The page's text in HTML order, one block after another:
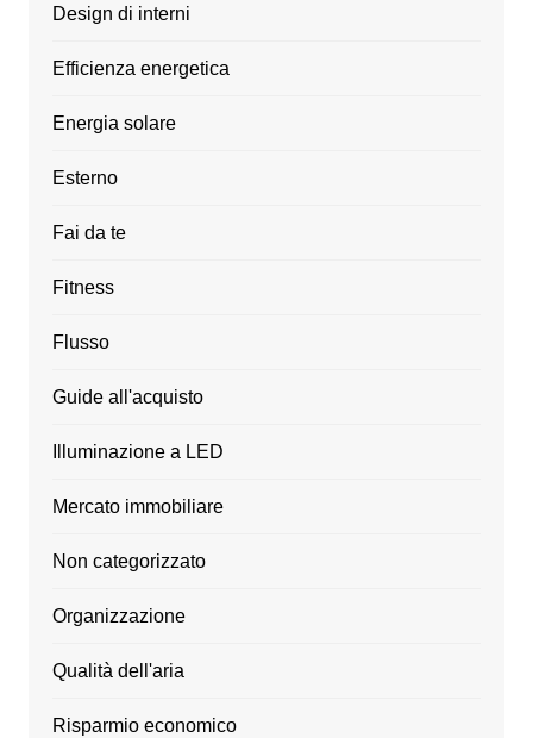
Design di interni
Efficienza energetica
Energia solare
Esterno
Fai da te
Fitness
Flusso
Guide all'acquisto
Illuminazione a LED
Mercato immobiliare
Non categorizzato
Organizzazione
Qualità dell'aria
Risparmio economico